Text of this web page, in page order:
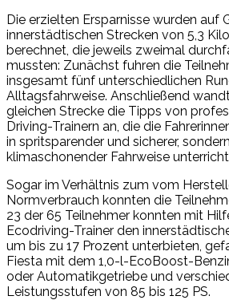
Die erzielten Ersparnisse wurden auf
innerstädtischen Strecken von 5,3
berechnet, die jeweils zweimal
mussten: Zunächst fuhren die
insgesamt fünf unterschiedlichen
Alltagsfahrweise. Anschließend
gleichen Strecke die Tipps von
Driving-Trainern an, die die
in spritsparender und sicherer,
klimaschonender Fahrweise
Sogar im Verhältnis zum vom
Normverbrauch konnten die
23 der 65 Teilnehmer konnten mit
Ecodriving-Trainer den
um bis zu 17 Prozent unterbieten,
Fiesta mit dem 1,0-l-EcoBoost-
oder Automatikgetriebe und
Leistungsstufen von 85 bis 125 PS.